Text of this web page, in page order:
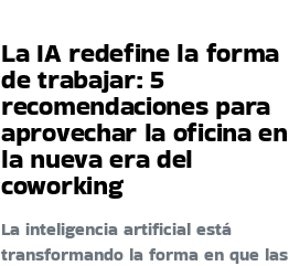
La IA redefine la forma
de trabajar: 5
recomendaciones para
aprovechar la oficina en
la nueva era del
coworking
La inteligencia artificial está
transformando la forma en que las